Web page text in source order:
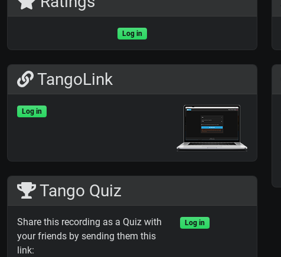
Log in
TangoLink
Log in
Tango Quiz
Share this recording as a Quiz with
your friends by sending them this
link:
Log in